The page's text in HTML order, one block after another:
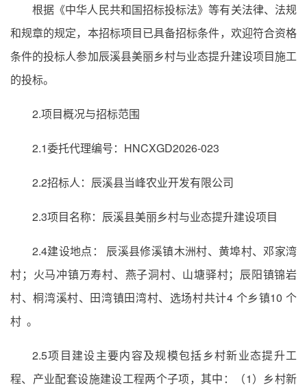
根据《中华人民共和国招标投标法》等有关法律、法规
和规章的规定，本招标项目已具备招标条件，欢迎符合资格
条件的投标人参加辰溪县美丽乡村与业态提升建设项目施工
的投标。
2.项目概况与招标范围
2.1委托代理编号：HNCXGD2026-023
2.2招标人：辰溪县当峰农业开发有限公司
2.3项目名称：辰溪县美丽乡村与业态提升建设项目
2.4建设地点： 辰溪县修溪镇木洲村、黄埠村、邓家湾
村；火马冲镇万寿村、燕子洞村、山塘驿村；辰阳镇锦岩
村、桐湾溪村、田湾镇田湾村、选场村共计4 个乡镇10 个
村 。
2.5项目建设主要内容及规模包括乡村新业态提升工
程、产业配套设施建设工程两个子项，其中：（1）乡村新